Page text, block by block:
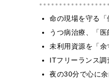
命の現場を守る
うつ病治療、「
未利用資源を「
ITフリーランス
夜の30分で心に